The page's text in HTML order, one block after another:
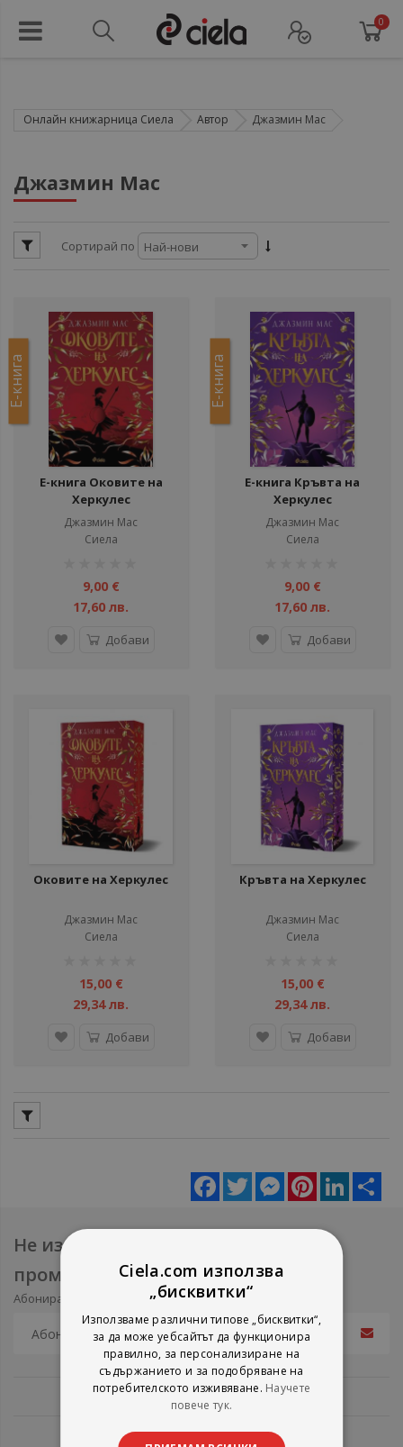
0
Онлайн книжарница Сиела Автор Джазмин Мас
Джазмин Мас
Сортирай по
Е-книга
Е-книга Оковите на
Херкулес
Джазмин Мас
Сиела
9,00 €
17,60 лв.
Добави
Е-книга
Е-книга Кръвта на
Херкулес
Джазмин Мас
Сиела
9,00 €
17,60 лв.
Добави
Оковите на Херкулес
Джазмин Мас
Сиела
15,00 €
29,34 лв.
Добави
Кръвта на Херкулес
Джазмин Мас
Сиела
15,00 €
29,34 лв.
Добави
Facebook
Twitter MessengerPinterestLinkedIn
Не изпускайте нови продукти и
промоции
Абонирайте се за нашия e-mail бюлетин
Ciela.com използва
„бисквитки“
Използваме различни типове „бисквитки“,
за да може уебсайтът да функционира
правилно, за персонализиране на
съдържанието и за подобряване на
потребителското изживяване. Научете
повече тук.